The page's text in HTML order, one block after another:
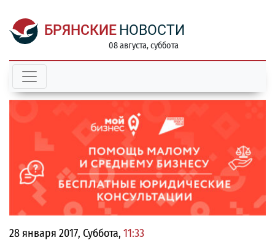
БРЯНСКИЕ НОВОСТИ
08 августа, суббота
28 января 2017, Суббота, 11:33